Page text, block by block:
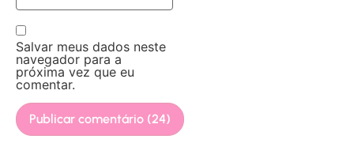
Salvar meus dados neste
navegador para a
próxima vez que eu
comentar.